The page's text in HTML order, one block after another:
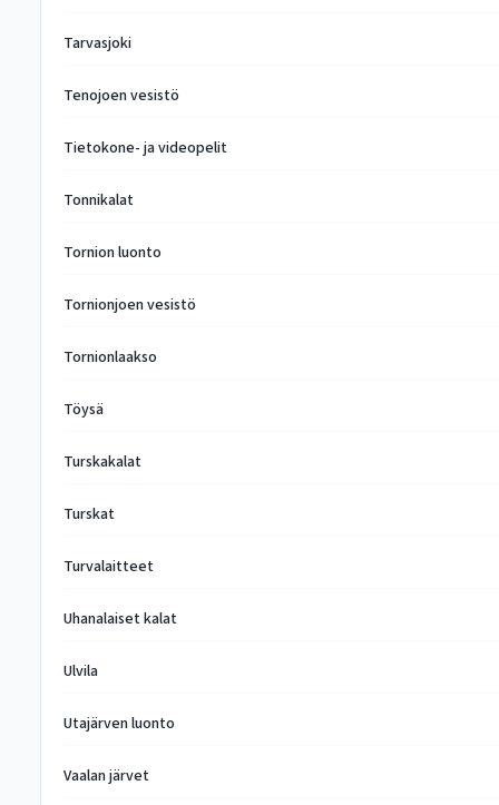
Tarvasjoki
Tenojoen vesistö
Tietokone- ja videopelit
Tonnikalat
Tornion luonto
Tornionjoen vesistö
Tornionlaakso
Töysä
Turskakalat
Turskat
Turvalaitteet
Uhanalaiset kalat
Ulvila
Utajärven luonto
Vaalan järvet